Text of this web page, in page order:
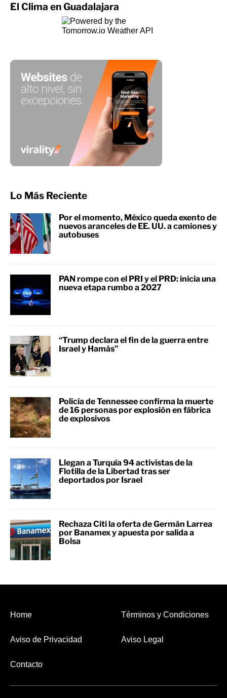
El Clima en Guadalajara
Lo Más Reciente
Por el momento, México queda exento de
nuevos aranceles de EE. UU. a camiones y
autobuses
PAN rompe con el PRI y el PRD: inicia una
nueva etapa rumbo a 2027
“Trump declara el fin de la guerra entre
Israel y Hamás”
Policía de Tennessee confirma la muerte
de 16 personas por explosión en fábrica
de explosivos
Llegan a Turquía 94 activistas de la
Flotilla de la Libertad tras ser
deportados por Israel
Rechaza Citi la oferta de Germán Larrea
por Banamex y apuesta por salida a
Bolsa
Home Términos y Condiciones
Aviso de Privacidad Aviso Legal
Contacto